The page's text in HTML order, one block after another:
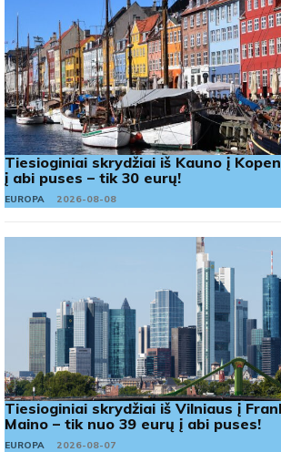
Tiesioginiai skrydžiai iš Kauno į
į abi puses – tik 30 eurų!
EUROPA 2026-08-08
Tiesioginiai skrydžiai iš Vilniaus į
Maino – tik nuo 39 eurų į abi puses!
EUROPA 2026-08-07